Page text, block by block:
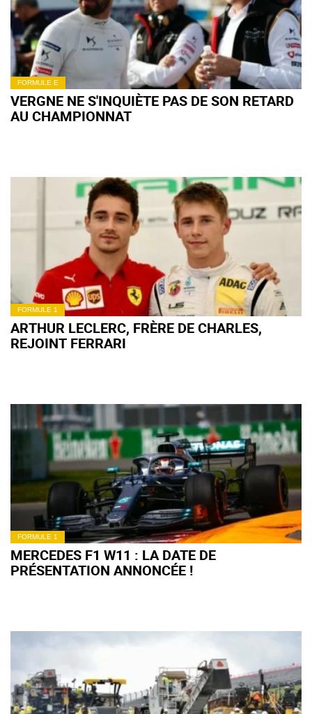
FORMULE E
VERGNE NE S'INQUIÈTE PAS DE SON RETARD
AU CHAMPIONNAT
FORMULE 1
ARTHUR LECLERC, FRÈRE DE CHARLES,
REJOINT FERRARI
FORMULE 1
MERCEDES F1 W11 : LA DATE DE
PRÉSENTATION ANNONCÉE !